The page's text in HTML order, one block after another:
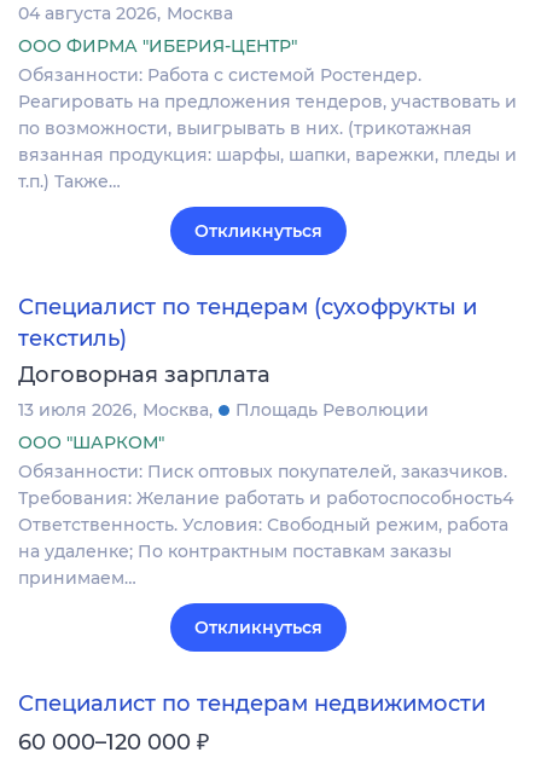
04 августа 2026 Москва
ООО ФИРМА "ИБЕРИЯ-ЦЕНТР"
Обязанности: Работа с системой Ростендер.
Реагировать на предложения тендеров, участвовать и
по возможности, выигрывать в них. (трикотажная
вязанная продукция: шарфы, шапки, варежки, пледы и
т.п.) Также…
Откликнуться
Специалист по тендерам (сухофрукты и
текстиль)
Договорная зарплата
13 июля 2026 Москва
Площадь Революции
ООО "ШАРКОМ"
Обязанности: Писк оптовых покупателей, заказчиков.
Требования: Желание работать и работоспособность4
Ответственность. Условия: Свободный режим, работа
на удаленке; По контрактным поставкам заказы
принимаем…
Откликнуться
Специалист по тендерам недвижимости
60 000–120 000 ₽